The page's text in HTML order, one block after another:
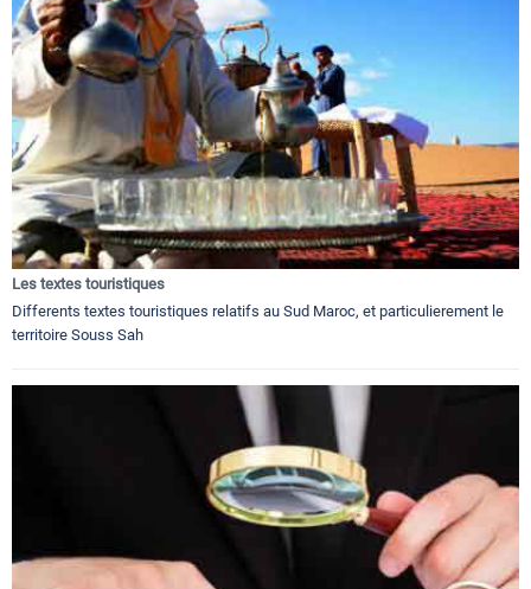
Les textes touristiques
Differents textes touristiques relatifs au Sud Maroc, et particulierement le
territoire Souss Sah